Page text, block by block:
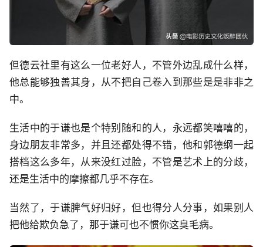
但德云社里有这么一位老好人，不管外边乱成什么样，
他总能够独善其身，从不把自己卷入到那些是是非非之
中。
生活中的于谦也是个特别随和的人，永远都笑嘻嘻的，
身边朋友非常多，并且还都处得不错，他和郭德纲一起
搭档这么多年，从来没红过脸，不管是艺术上的分歧，
还是生活中的摩擦都几乎不存在。
当然了，于谦脾气好归好，但也得分人分事，如果别人
把他给欺负急了，那于谦可也不惯你这臭毛病。